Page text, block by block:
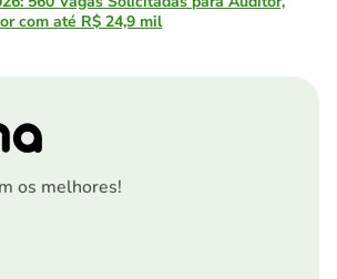
com até R$ 24,9 mil
os melhores!